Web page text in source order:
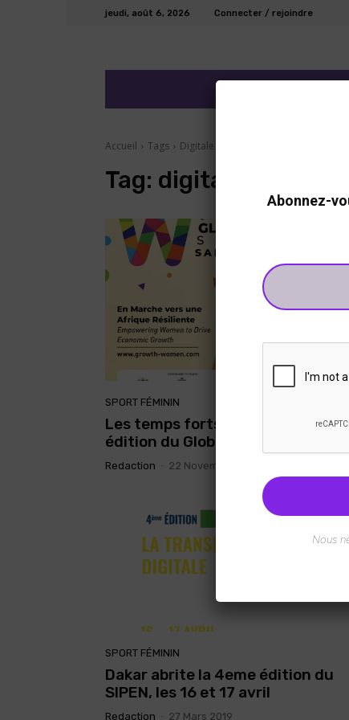
jeudi, août 6, 2026 Connecter / rejoindre
Accueil Tags Digitale
Tag: digitale
SPORT FÉMININ
Les temps forts de la deuxième
édition du Global Women Summit
Redaction 22 Novembre 2021
SPORT FÉMININ
Dakar abrite la 4eme édition du
SIPEN, les 16 et 17 avril
Redaction 27 Mars 2019
Abonnez-
Nous